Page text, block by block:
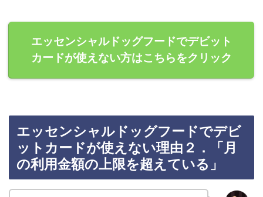
エッセンシャルドッグフードでデビット
カードが使えない方はこちらをクリック
エッセンシャルドッグフードでデビ
ットカードが使えない理由２．「月
の利用金額の上限を超えている」